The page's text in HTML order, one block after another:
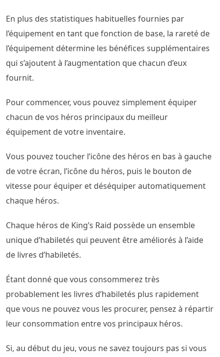
En plus des statistiques habituelles fournies par
l’équipement en tant que fonction de base, la rareté de
l’équipement détermine les bénéfices supplémentaires
qui s’ajoutent à l’augmentation que chacun d’eux
fournit.
Pour commencer, vous pouvez simplement équiper
chacun de vos héros principaux du meilleur
équipement de votre inventaire.
Vous pouvez toucher l’icône des héros en bas à gauche
de votre écran, l’icône du héros, puis le bouton de
vitesse pour équiper et déséquiper automatiquement
chaque héros.
Chaque héros de King’s Raid possède un ensemble
unique d’habiletés qui peuvent être améliorés à l’aide
de livres d’habiletés.
Étant donné que vous consommerez très
probablement les livres d’habiletés plus rapidement
que vous ne pouvez vous les procurer, pensez à répartir
leur consommation entre vos principaux héros.
Si, au début du jeu, vous ne savez toujours pas si vous